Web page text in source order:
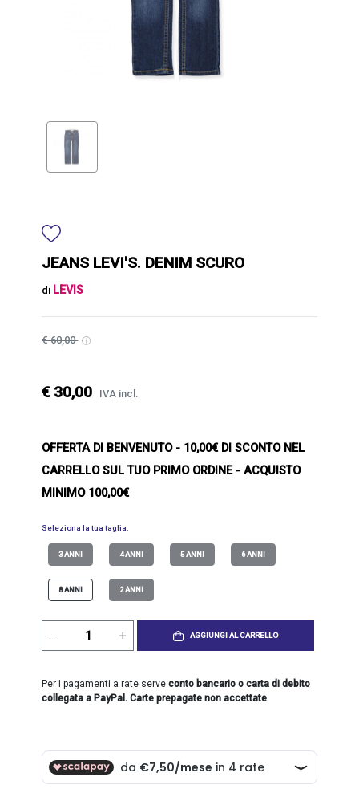
JEANS LEVI'S. DENIM SCURO
di LEVIS
€ 60,00
€ 30,00 IVA incl.
OFFERTA DI BENVENUTO- 10,00€ DI SCONTO NEL
CARRELLO SUL TUO PRIMO ORDINE - ACQUISTO
MINIMO 100,00€
Seleziona la tua taglia:
3 ANNI 4 ANNI 5 ANNI 6 ANNI
8 ANNI 2 ANNI
AGGIUNGI AL CARRELLO
Per i pagamenti a rate serveconto bancario o carta di debito
collegata a PayPal. Carte prepagate non accettate.